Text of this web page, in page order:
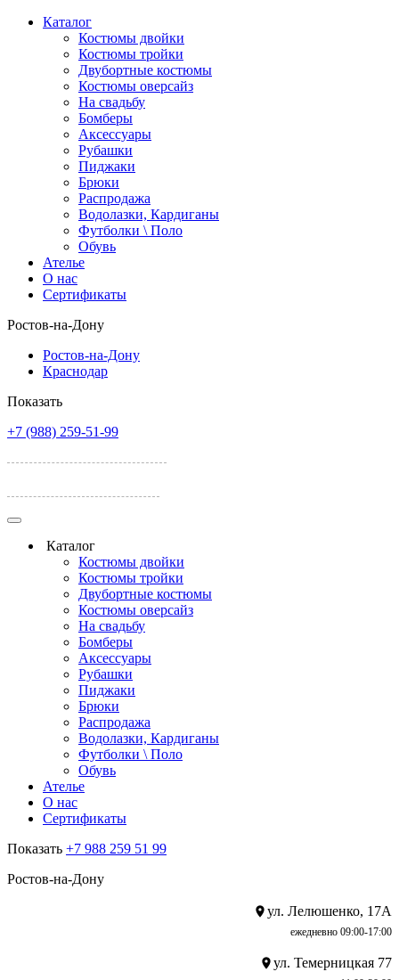
Каталог
Костюмы двойки
Костюмы тройки
Двубортные костюмы
Костюмы оверсайз
На свадьбу
Бомберы
Аксессуары
Рубашки
Пиджаки
Брюки
Распродажа
Водолазки, Кардиганы
Футболки \ Поло
Обувь
Ателье
О нас
Сертификаты
Ростов-на-Дону
Ростов-на-Дону
Краснодар
Показать
+7 (988) 259-51-99
Каталог
Костюмы двойки
Костюмы тройки
Двубортные костюмы
Костюмы оверсайз
На свадьбу
Бомберы
Аксессуары
Рубашки
Пиджаки
Брюки
Распродажа
Водолазки, Кардиганы
Футболки \ Поло
Обувь
Ателье
О нас
Сертификаты
Показать +7 988 259 51 99
Ростов-на-Дону
ул. Лелюшенко, 17А
ежедневно 09:00-17:00
ул. Темерницкая 77